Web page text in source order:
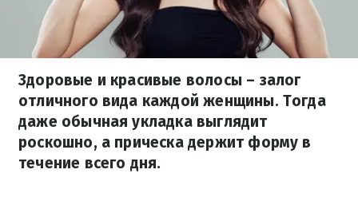
Здоровые и красивые волосы – залог
отличного вида каждой женщины. Тогда
даже обычная укладка выглядит
роскошно, а прическа держит форму в
течение всего дня.